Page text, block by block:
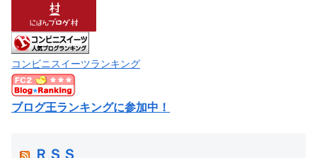
コンビニスイーツランキング
ブログ王ランキングに参加中！
ＲＳＳ